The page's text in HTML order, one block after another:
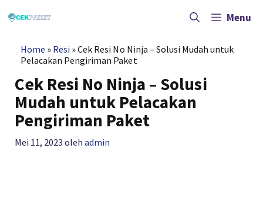
ke
Menu
Home » Resi »Cek Resi No Ninja – Solusi Mudah untuk
Pelacakan Pengiriman Paket
Cek Resi No Ninja – Solusi
Mudah untuk Pelacakan
Pengiriman Paket
Mei 11, 2023 olehadmin